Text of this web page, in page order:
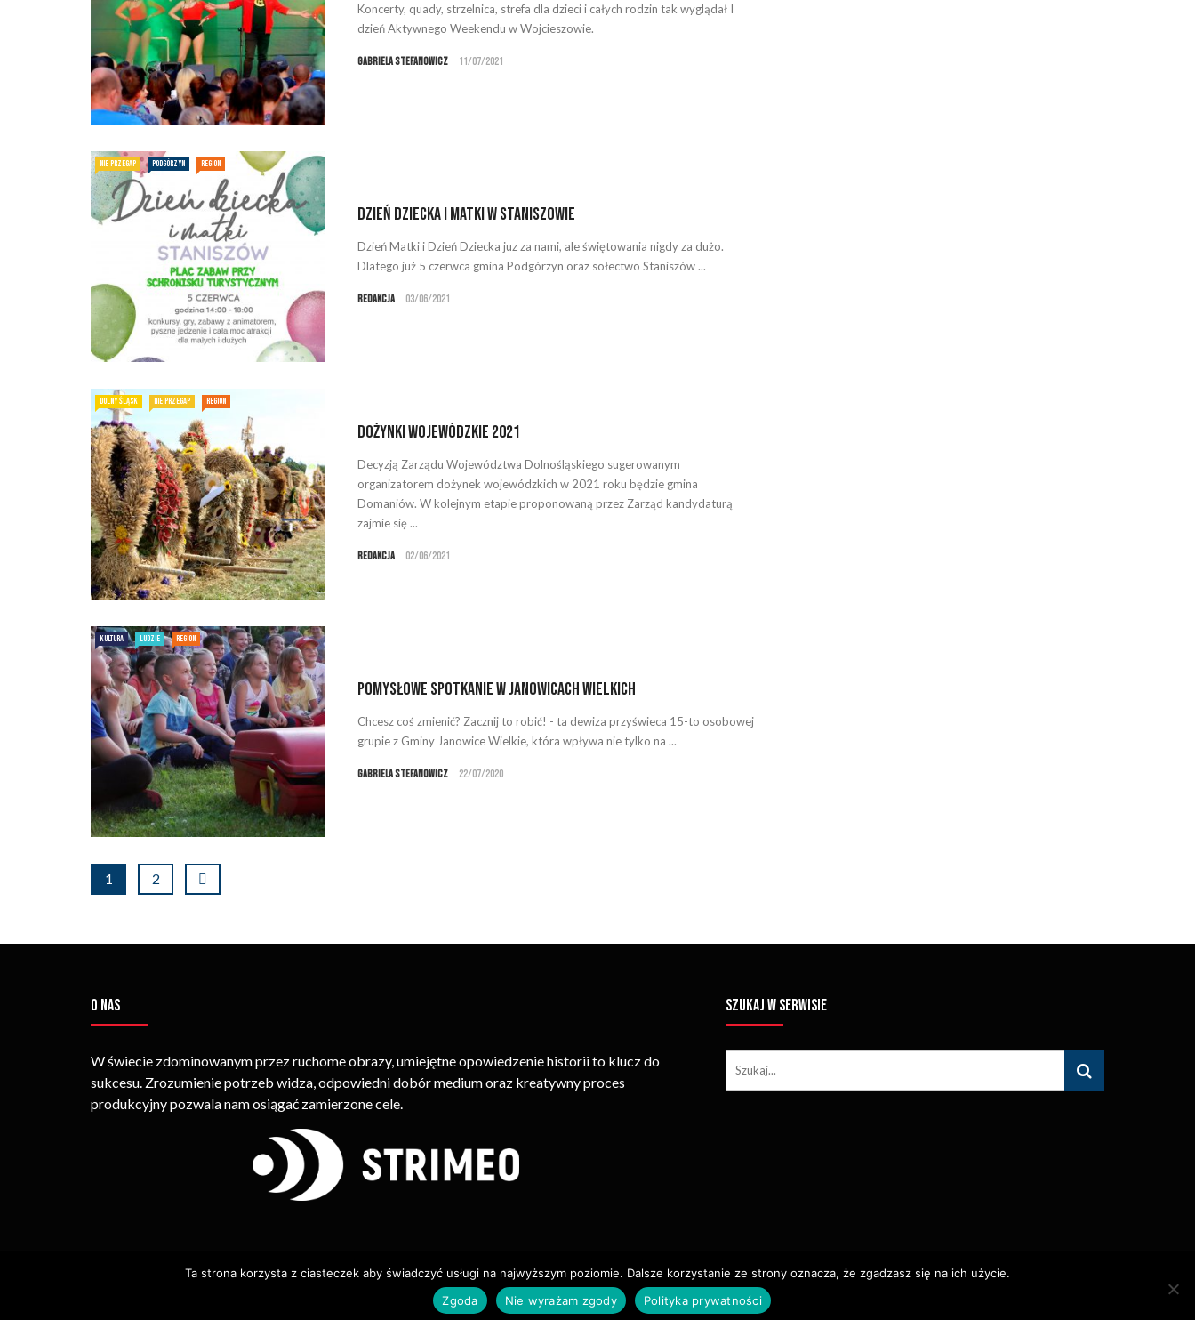
Koncerty, quady, strzelnica, strefa dla dzieci i całych rodzin tak wyglądał I
dzień Aktywnego Weekendu w Wojcieszowie.
Gabriela Stefanowicz 11/07/2021
NIE PRZEGAP PODGÓRZYN REGION
Dzień Dziecka i Matki w Staniszowie
Dzień Matki i Dzień Dziecka juz za nami, ale świętowania nigdy za dużo.
Dlatego już 5 czerwca gmina Podgórzyn oraz sołectwo Staniszów ...
Redakcja 03/06/2021
DOLNY ŚLĄSK NIE PRZEGAP REGION
Dożynki Wojewódzkie 2021
Decyzją Zarządu Województwa Dolnośląskiego sugerowanym
organizatorem dożynek wojewódzkich w 2021 roku będzie gmina
Domaniów. W kolejnym etapie proponowaną przez Zarząd kandydaturą
zajmie się ...
Redakcja 02/06/2021
KULTURA LUDZIE REGION
Pomysłowe spotkanie w Janowicach Wielkich
Chcesz coś zmienić? Zacznij to robić! - ta dewiza przyświeca 15-to osobowej
grupie z Gminy Janowice Wielkie, która wpływa nie tylko na ...
Gabriela Stefanowicz 22/07/2020
1 2
O NAS
W świecie zdominowanym przez ruchome obrazy, umiejętne opowiedzenie historii to klucz do
sukcesu. Zrozumienie potrzeb widza, odpowiedni dobór medium oraz kreatywny proces
produkcyjny pozwala nam osiągać zamierzone cele.
SZUKAJ W SERWISIE
© Copyright STRIMEO. All Rights Reserved. Kopiowanie Treści (w Tym Zdjęć, Materiałów Wideo) Bez Pisemnego Zezwolenia Zabronione.
Usługi
Identyfikacja Wizualna – Logotypy Polityka Cookies
Ta strona korzysta z ciasteczek aby świadczyć usługi na najwyższym poziomie. Dalsze korzystanie ze strony oznacza, że zgadzasz się na ich użycie.
Zgoda
Nie wyrażam zgody Polityka prywatności